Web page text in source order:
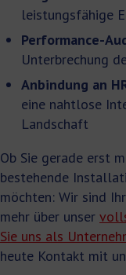
leistungsfähige
Performance-
Unterbrechung
Anbindung an
eine nahtlose
Landschaft
Ob Sie gerade erst
bestehende
möchten: Wir sind
mehr über unser
Sie uns als
heute Kontakt mit